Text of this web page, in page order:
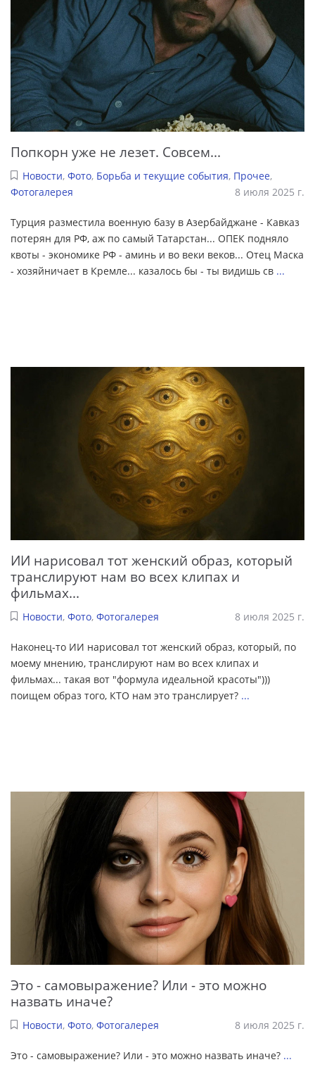
Попкорн уже не лезет. Совсем...
Новости, Фото, Борьба и текущие события, Прочее,
Фотогалерея
8 июля 2025 г.
Турция разместила военную базу в Азербайджане - Кавказ
потерян для РФ, аж по самый Татарстан... ОПЕК подняло
квоты - экономике РФ - аминь и во веки веков... Отец Маска
- хозяйничает в Кремле... казалось бы - ты видишь св ...
ИИ нарисовал тот женский образ, который
транслируют нам во всех клипах и
фильмах...
Новости, Фото, Фотогалерея 8 июля 2025 г.
Наконец-то ИИ нарисовал тот женский образ, который, по
моему мнению, транслируют нам во всех клипах и
фильмах... такая вот "формула идеальной красоты")))
поищем образ того, КТО нам это транслирует? ...
Это - самовыражение? Или - это можно
назвать иначе?
Новости, Фото, Фотогалерея 8 июля 2025 г.
Это - самовыражение? Или - это можно назвать иначе? ...